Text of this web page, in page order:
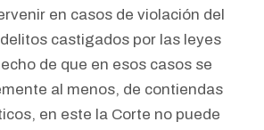
en casos de violación del
castigados por las leyes
de que en esos casos se
al menos, de contiendas
en este la Corte no puede